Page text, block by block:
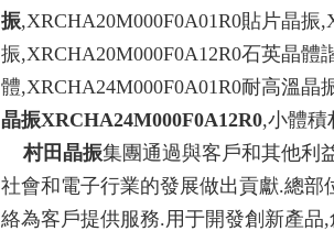
振,XRCHA20M000F0A01R0貼片晶振
振,XRCHA20M000F0A12R0石英晶體
體,XRCHA24M000F0A01R0耐高溫晶
晶振XRCHA24M000F0A12R0,小體積
村田晶振集團通過與客戶和其他利
社會和電子行業的發展做出貢獻.總
絡為客戶提供服務.用于開發創新產品